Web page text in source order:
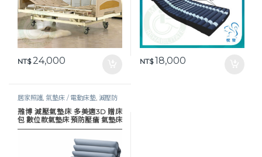
NT$24,000 NT$18,000
居家照護,氣墊床 / 電動床墊, 減壓防
褥瘡, 護理床具及配件, 長照專區 ,預防
褥瘡
雃博 減壓氣墊床 多美適3D 贈床
包 數位款氣墊床 預防壓瘡 氣墊床
氣墊床-B款